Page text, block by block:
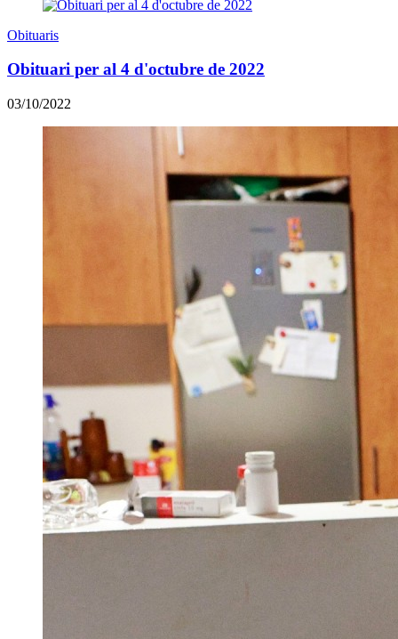
Obituaris
Obituari per al 4 d'octubre de 2022
03/10/2022